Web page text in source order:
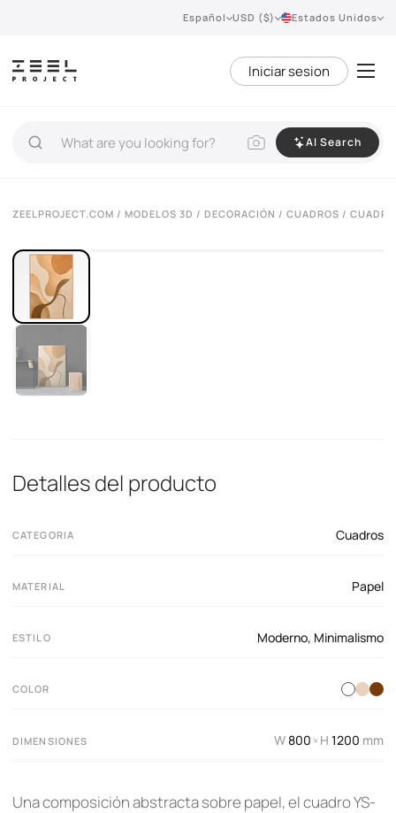
Español USD ($) Estados Unidos
Iniciar sesion
AI Search
ZEELPROJECT.COM / MODELOS 3D / DECORACIÓN / CUADROS /
VIEW 360°
Detalles del producto
CATEGORIA Cuadros
MATERIAL Papel
ESTILO Moderno, Minimalismo
COLOR
DIMENSIONES W800 ×H 1200 mm
Una composición abstracta sobre papel, el cuadro YS-